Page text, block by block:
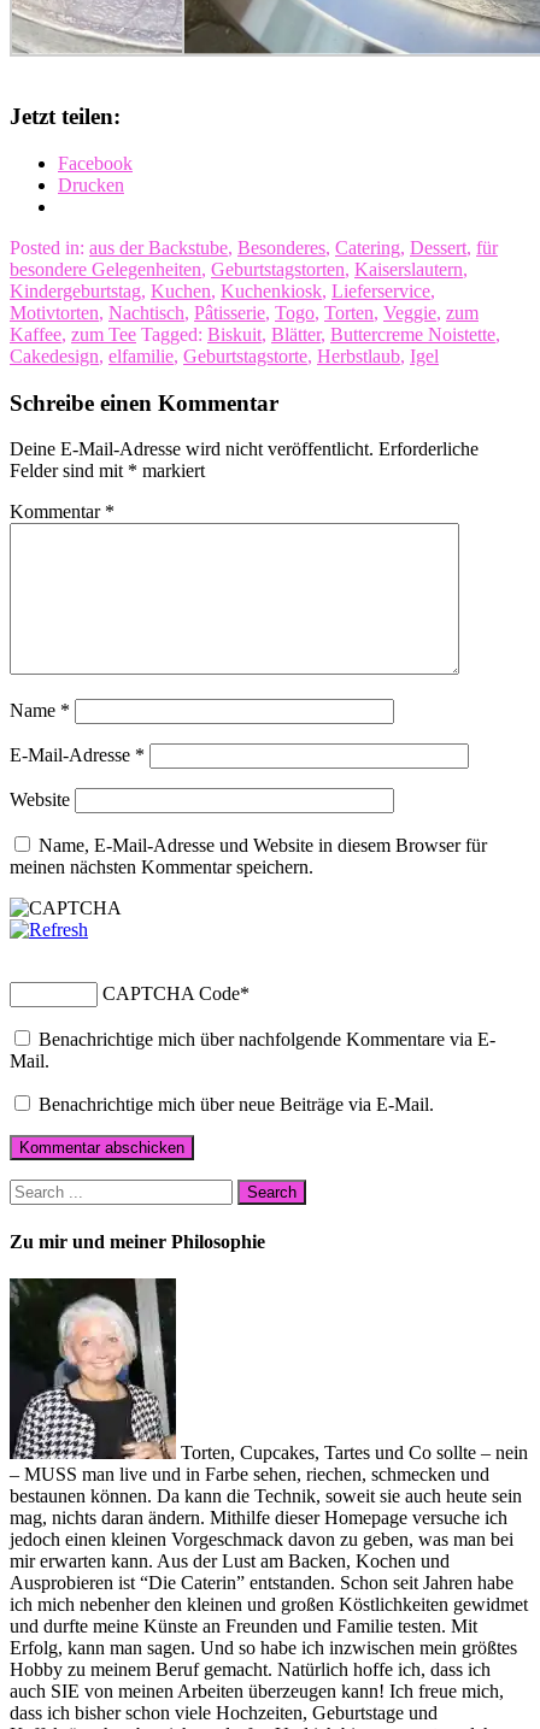
Jetzt teilen:
Facebook
Drucken
Posted in: aus der Backstube, Besonderes, Catering, Dessert, für
besondere Gelegenheiten, Geburtstagstorten, Kaiserslautern,
Kindergeburtstag, Kuchen, Kuchenkiosk, Lieferservice,
Motivtorten, Nachtisch, Pâtisserie, Togo, Torten, Veggie, zum
Kaffee, zum Tee Tagged: Biskuit, Blätter, Buttercreme Noistette,
Cakedesign, elfamilie, Geburtstagstorte, Herbstlaub, Igel
Schreibe einen Kommentar
Deine E-Mail-Adresse wird nicht veröffentlicht. Erforderliche
Felder sind mit * markiert
Kommentar *
Name *
E-Mail-Adresse *
Website
Name, E-Mail-Adresse und Website in diesem Browser für
meinen nächsten Kommentar speichern.
CAPTCHA Code*
Benachrichtige mich über nachfolgende Kommentare via E-
Mail.
Benachrichtige mich über neue Beiträge via E-Mail.
Zu mir und meiner Philosophie
Torten, Cupcakes, Tartes und Co sollte – nein
– MUSS man live und in Farbe sehen, riechen, schmecken und
bestaunen können. Da kann die Technik, soweit sie auch heute sein
mag, nichts daran ändern. Mithilfe dieser Homepage versuche ich
jedoch einen kleinen Vorgeschmack davon zu geben, was man bei
mir erwarten kann. Aus der Lust am Backen, Kochen und
Ausprobieren ist “Die Caterin” entstanden. Schon seit Jahren habe
ich mich nebenher den kleinen und großen Köstlichkeiten gewidmet
und durfte meine Künste an Freunden und Familie testen. Mit
Erfolg, kann man sagen. Und so habe ich inzwischen mein größtes
Hobby zu meinem Beruf gemacht. Natürlich hoffe ich, dass ich
auch SIE von meinen Arbeiten überzeugen kann! Ich freue mich,
dass ich bisher schon viele Hochzeiten, Geburtstage und